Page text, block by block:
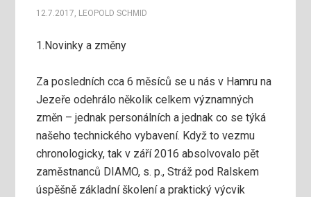
12.7.2017, LEOPOLD SCHMID
1.Novinky a změny
Za posledních cca 6 měsíců se u nás v Hamru na
Jezeře odehrálo několik celkem významných
změn – jednak personálních a jednak co se týká
našeho technického vybavení. Když to vezmu
chronologicky, tak v září 2016 absolvovalo pět
zaměstnanců DIAMO, s. p., Stráž pod Ralskem
úspěšně základní školení a praktický výcvik